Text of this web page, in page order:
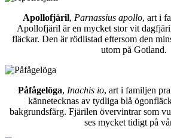
Apollofjäril, Parnassius apollo, art i
Apollofjäril är en mycket stor vit
fläckar. Den är rödlistad eftersom den
utom på Gotland.
Påfågelöga, Inachis io, art i familjen
kännetecknas av tydliga blå
bakgrundsfärg. Fjärilen övervintrar som
ses mycket tidigt på